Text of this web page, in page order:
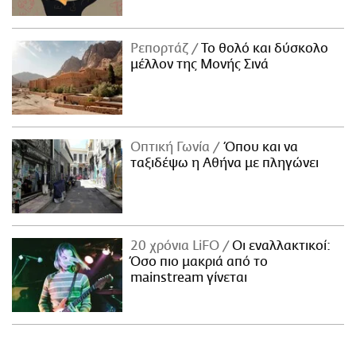
Ρεπορτάζ
Το θολό και δύσκολο
μέλλον της Μονής Σινά
Οπτική Γωνία
Όπου και να
ταξιδέψω η Αθήνα με πληγώνει
20 χρόνια LiFO
Οι εναλλακτικοί:
Όσο πιο μακριά από το
mainstream γίνεται